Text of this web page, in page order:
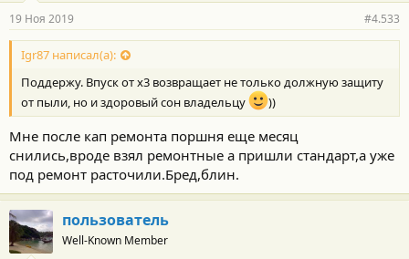
19 Ноя 2019 #4.533
Igr87 написал(а):
Поддержу. Впуск от х3 возвращает не только должную защиту
от пыли, но и здоровый сон владельцу
))
Мне после кап ремонта поршня еще месяц
снились,вроде взял ремонтные а пришли стандарт,а уже
под ремонт расточили.Бред,блин.
пользователь
Well-Known Member